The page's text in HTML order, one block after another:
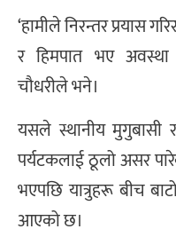
‘हामीले निरन्तर प्रयास
र हिमपात भए
चौधरीले भने।
यसले स्थानीय मुगुबासी
पर्यटकलाई ठूलो असर
भएपछि यात्रुहरू बीच
आएको छ।